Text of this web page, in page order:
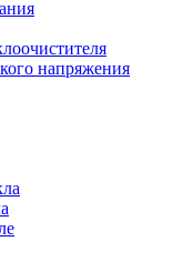
напряжения